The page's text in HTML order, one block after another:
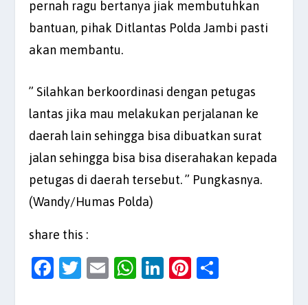
pernah ragu bertanya jiak membutuhkan
bantuan, pihak Ditlantas Polda Jambi pasti
akan membantu.
” Silahkan berkoordinasi dengan petugas
lantas jika mau melakukan perjalanan ke
daerah lain sehingga bisa dibuatkan surat
jalan sehingga bisa bisa diserahakan kepada
petugas di daerah tersebut. ” Pungkasnya.
(Wandy/Humas Polda)
share this :
F
T
E
W Li
Pi